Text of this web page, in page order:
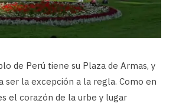
de Perú tiene su Plaza de Armas, y
ser la excepción a la regla. Como en
el corazón de la urbe y lugar